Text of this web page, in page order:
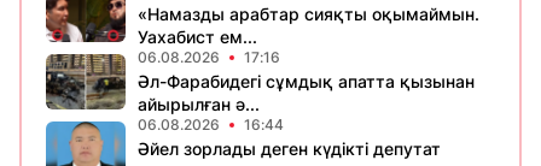
«Намазды арабтар сияқты оқымаймын.
Уахабист ем...
06.08.2026 17:16
Әл-Фарабидегі сұмдық апатта қызынан
айырылған ә...
06.08.2026 16:44
Әйел зорлады деген күдікті депутат